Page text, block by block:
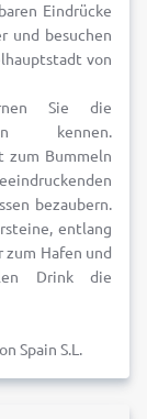
Eindrücke
und besuchen
von
Sie die
kennen.
zum Bummeln
bezaubern.
entlang
Hafen und
Drink die
Spain S.L.